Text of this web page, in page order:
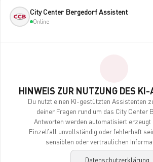
City Center Bergedorf Assistent
Online
HINWEIS ZUR NUTZUNG DES
Du nutzt einen KI-gestützten Assistenten
deiner Fragen rund um das City Center
Antworten werden automatisiert erzeugt
Einzelfall unvollständig oder fehlerhaft
sensiblen oder vertraulichen
Datenschutzerklärung
BEAUTY & GESUNDHEIT